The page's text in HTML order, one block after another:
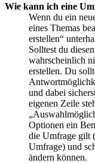
Wie kann ich eine
Wenn du ein
eines Themas
erstellen“
Solltest du
wahrscheinlich
erstellen. Du
und dabei
eigenen Zeile
Optionen ein
die Umfrage gilt
Umfrage) und
ändern können.